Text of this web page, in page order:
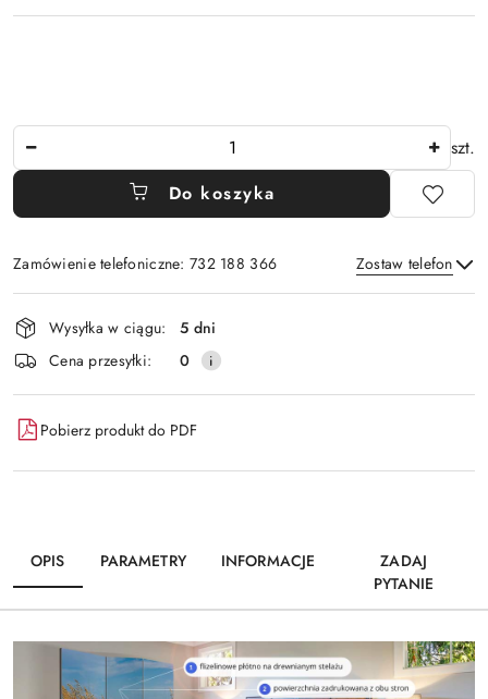
szt.
Do koszyka
Zamówienie telefoniczne: 732 188 366 Zostaw telefon
Wyślij
Dostępność
i
dostawa
Wysyłka w ciągu:
5 dni
Cena przesyłki:
0
Pobierz produkt do PDF
OPIS PARAMETRY INFORMACJE
ZADAJ
PYTANIE